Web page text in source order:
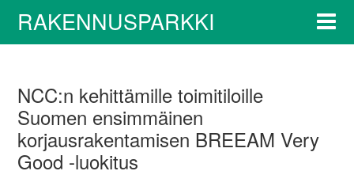
RAKENNUSPARKKI
NCC:n kehittämille toimitiloille
Suomen ensimmäinen
korjausrakentamisen BREEAM Very
Good -luokitus